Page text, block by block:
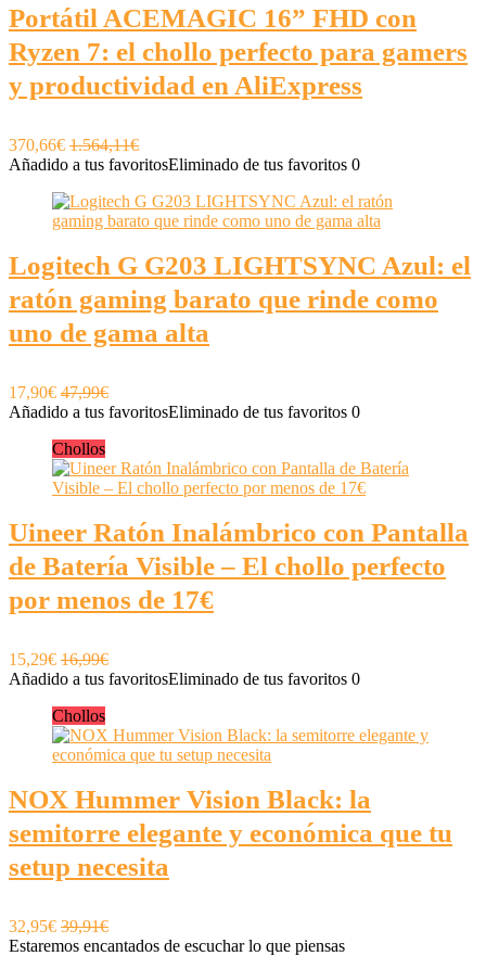
Portátil ACEMAGIC 16” FHD con
Ryzen 7: el chollo perfecto para gamers
y productividad en AliExpress
370,66€ 1.564,11€
Añadido a tus favoritosEliminado de tus favoritos 0
Logitech G G203 LIGHTSYNC Azul: el
ratón gaming barato que rinde como
uno de gama alta
17,90€ 47,99€
Añadido a tus favoritosEliminado de tus favoritos 0
Chollos
Uineer Ratón Inalámbrico con Pantalla
de Batería Visible – El chollo perfecto
por menos de 17€
15,29€ 16,99€
Añadido a tus favoritosEliminado de tus favoritos 0
Chollos
NOX Hummer Vision Black: la
semitorre elegante y económica que tu
setup necesita
32,95€ 39,91€
Estaremos encantados de escuchar lo que piensas